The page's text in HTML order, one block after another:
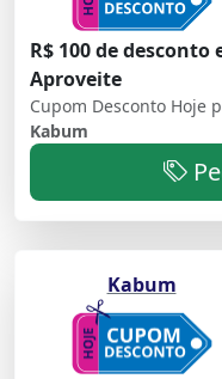
R$ 100 de desconto
Aproveite
Cupom Desconto Hoje
Kabum
Kabum